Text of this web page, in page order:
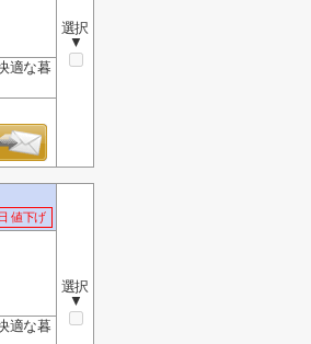
選択
▼
適な暮
値下げ
選択
▼
適な暮